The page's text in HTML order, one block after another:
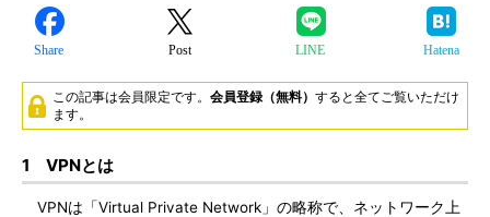
Share Post LINE Hatena
この記事は会員限定です。 会員登録（無料） すると全てご覧いただけ
ます。
1 VPNとは
VPNは「Virtual Private Network」の略称で、ネットワーク上